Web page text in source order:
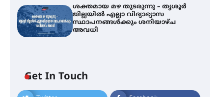
ശക്തമായ മഴ തുടരുന്നു – തൃശൂർ
ജില്ലയിൽ എല്ലാ വിദ്യാഭ്യാസ
സ്ഥാപനങ്ങൾക്കും ശനിയാഴ്ച
അവധി
Get In Touchഐ.ടി.യു. ബാങ്കിലെ
നിക്ഷേപകർക്ക് പണം തിരികെ
ലഭ്യമാക്കാൻ കേന്ദ്ര-കേരള